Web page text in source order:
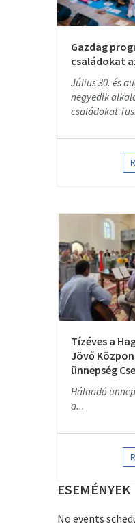
Gazdag
családokat
Július 30. és
negyedik
családokat
Tízéves a
Jövő
ünnepség
Hálaadó
a...
ESEMÉNYEK
No events